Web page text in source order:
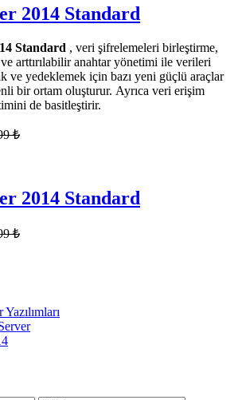
2014 Standard
Standard , veri şifrelemeleri birleştirme,
arttırılabilir anahtar yönetimi ile verileri
ve yedeklemek için bazı yeni güçlü araçlar
bir ortam oluşturur. Ayrıca veri erişim
de basitleştirir.
₺
2014 Standard
₺